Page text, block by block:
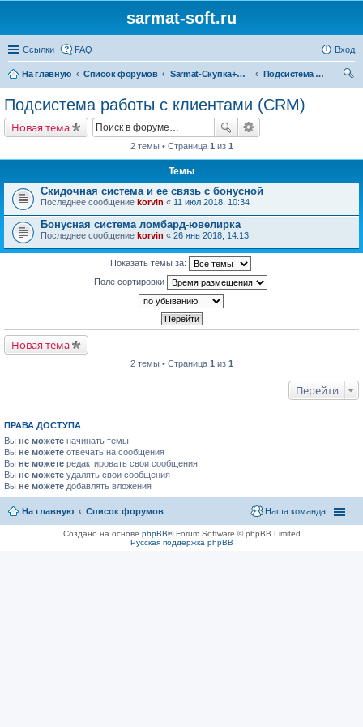
sarmat-soft.ru
Ссылки FAQ Вход
На главную Список форумов Sarmat-Скупка+Магазин
Подсистема работы с клиентами (CRM)
Подсистема работы с клиентами (CRM)
Новая тема
2 темы • Страница 1 из 1
Темы
Скидочная система и ее связь с бонусной
Последнее сообщение korvin « 11 июл 2018, 10:34
Бонусная система ломбард-ювелирка
Последнее сообщение korvin « 26 янв 2018, 14:13
Показать темы за:
Поле сортировки
Новая тема
2 темы • Страница 1 из 1
Перейти
ПРАВА ДОСТУПА
Вы не можете начинать темы
Вы не можете отвечать на сообщения
Вы не можете редактировать свои сообщения
Вы не можете удалять свои сообщения
Вы не можете добавлять вложения
На главную Список форумов Наша команда
Создано на основе phpBB® Forum Software © phpBB Limited
Русская поддержка phpBB